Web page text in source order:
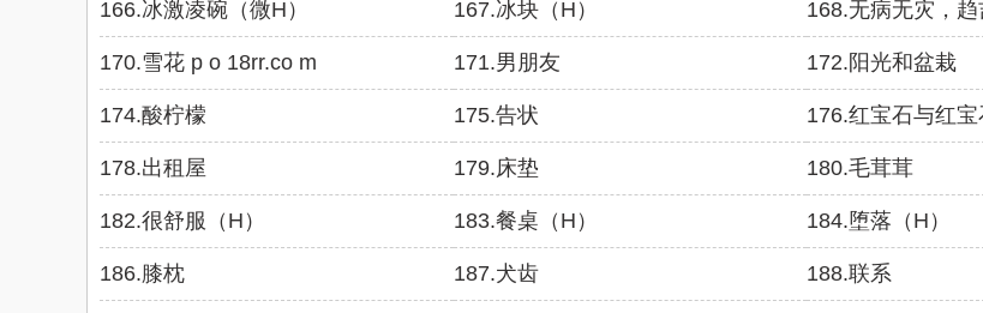
166.冰激凌碗（微H） 167.冰块（H） 168.无病无灾，趋
170.雪花 p o 18rr.co m 171.男朋友 172.阳光和盆栽
174.酸柠檬 175.告状 176.红宝石与红宝
178.出租屋 179.床垫 180.毛茸茸
182.很舒服（H） 183.餐桌（H） 184.堕落（H）
186.膝枕 187.犬齿 188.联系